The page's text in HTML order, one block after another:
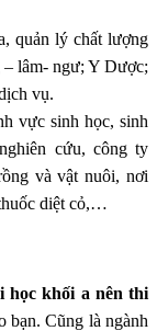
quản lý chất lượng
lâm- ngư; Y Dược;
vụ.
vực sinh học, sinh
cứu, công ty
và vật nuôi, nơi
diệt cỏ,…
học khối a nên thi
bạn. Cũng là ngành